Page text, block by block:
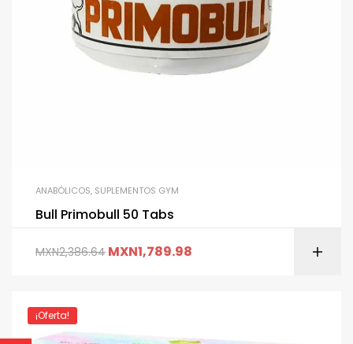
ANABÓLICOS, SUPLEMENTOS GYM
Bull Primobull 50 Tabs
MXN2,386.64 MXN1,789.98
¡Oferta!